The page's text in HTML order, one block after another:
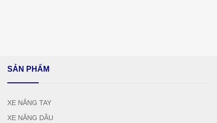
SẢN PHẨM
XE NÂNG TAY
XE NÂNG DẦU